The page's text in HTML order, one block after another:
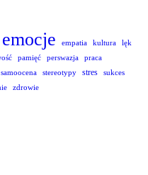
emocje empatia kultura
lęk
pamięć perswazja
praca
samoocena stereotypy stres sukces
zdrowie